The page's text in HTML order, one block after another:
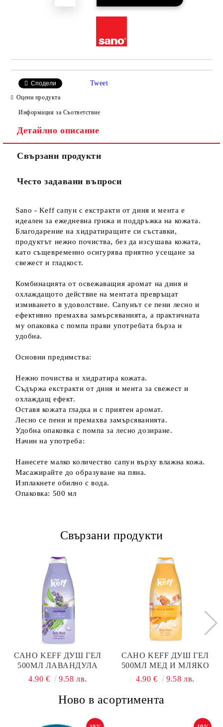
Сподели Tweet
Оцени продукта
Информация за Съответствие
Детайлно описание
Свързани продукти
Често задавани въпроси
Sano - Keff сапун с екстракти от диня и мента е
идеален за ежедневна грижа и поддръжка на кожата.
Благодарение на хидратиращите си съставки,
продуктът нежно почиства, без да изсушава кожата,
като същевременно осигурява приятно усещане за
свежест и гладкост.
Комбинацията от освежаващия аромат на диня и
охлаждащото действие на ментата превръщат
измиването в удоволствие. Сапунът се пени лесно и
ефективно премахва замърсяванията, а практичната
му опаковка с помпа прави употребата бърза и
удобна.
Основни предимства:
Нежно почиства и хидратира кожата.
Съдържа екстракти от диня и мента за свежест и
охлаждащ ефект.
Оставя кожата гладка и с приятен аромат.
Лесно се пени и премахва замърсяванията.
Удобна опаковка с помпа за лесно дозиране.
Начин на употреба:
Нанесете малко количество сапун върху влажна кожа.
Масажирайте до образуване на пяна.
Изплакнете обилно с вода.
Опаковка: 500 мл
Свързани продукти
САНО KEFF ДУШ ГЕЛ
500МЛ ЛАВАНДУЛА
4.90 €
9.58 лв.
САНО KEFF ДУШ ГЕЛ
500МЛ МЕД И МЛЯКО
4.90 €
9.58 лв.
Ново в асортимента